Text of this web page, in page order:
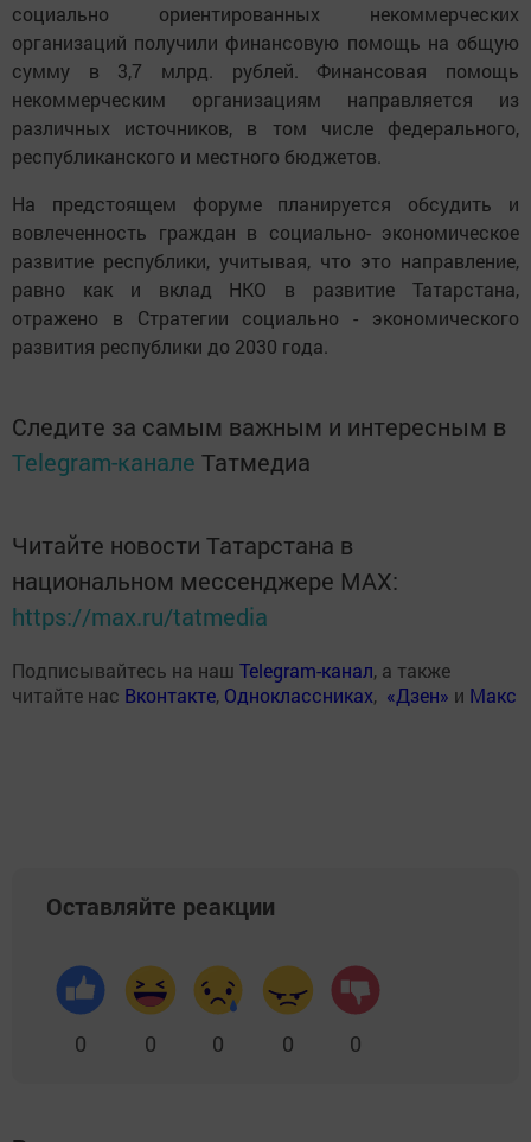
социально ориентированных некоммерческих
организаций получили финансовую помощь на общую
сумму в 3,7 млрд. рублей. Финансовая помощь
некоммерческим организациям направляется из
различных источников, в том числе федерального,
республиканского и местного бюджетов.
На предстоящем форуме планируется обсудить и
вовлеченность граждан в социально- экономическое
развитие республики, учитывая, что это направление,
равно как и вклад НКО в развитие Татарстана,
отражено в Стратегии социально - экономического
развития республики до 2030 года.
Следите за самым важным и интересным в
Telegram-канале Татмедиа
Читайте новости Татарстана в
национальном мессенджере MАХ:
https://max.ru/tatmedia
Подписывайтесь на наш Telegram-канал, а также
читайте нас Вконтакте, Одноклассниках, «Дзен» и Макс
Оставляйте реакции
0 0 0 0 0